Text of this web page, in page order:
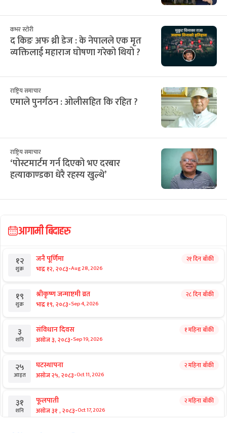
कभर स्टोरी
द किङ अफ थ्री डेज : के नेपालले एक मृत
व्यक्तिलाई महाराज घोषणा गरेको थियो ?
राष्ट्रिय समाचार
एमाले पुनर्गठन : ओलीसहित कि रहित ?
राष्ट्रिय समाचार
‘पोस्टमार्टम गर्न दिएको भए दरबार
हत्याकाण्डका धेरै रहस्य खुल्थे’
आगामी बिदाहरु
१२
शुक्र
जनै पूर्णिमा
भाद्र १२, २०८३-Aug 28, 2026
२१ दिन बाँकी
१९
शुक्र
श्रीकृष्ण जन्माष्टमी व्रत
भाद्र १९, २०८३-Sep 4, 2026
२८ दिन बाँकी
३
शनि
संविधान दिवस
असोज ३, २०८३-Sep 19, 2026
१ महिना बाँकी
२५
आइत
घटस्थापना
असोज २५, २०८३-Oct 11, 2026
२ महिना बाँकी
३१
शनि
फूलपाती
असोज ३१ , २०८३-Oct 17, 2026
२ महिना बाँकी